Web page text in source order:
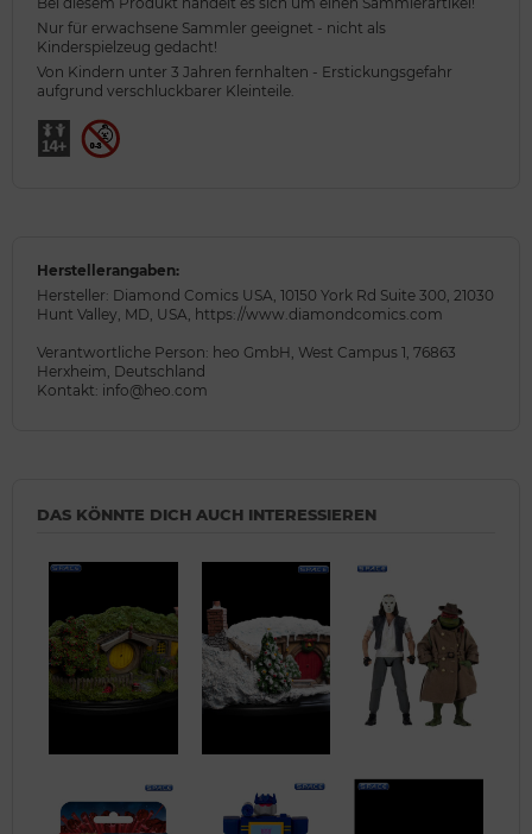
Nur für erwachsene Sammler geeignet - nicht als
Kinderspielzeug gedacht!
Von Kindern unter 3 Jahren fernhalten - Erstickungsgefahr
aufgrund verschluckbarer Kleinteile.
Herstellerangaben:
Hersteller: Diamond Comics USA, 10150 York Rd Suite 300, 21030
Hunt Valley, MD, USA, https://www.diamondcomics.com
Verantwortliche Person: heo GmbH, West Campus 1, 76863
Herxheim, Deutschland
Kontakt: info@heo.com
DAS KÖNNTE DICH AUCH INTERESSIEREN